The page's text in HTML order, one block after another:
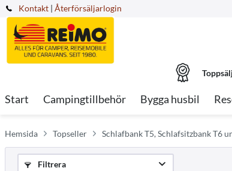
Kontakt | Återförsäljarlogin
Start Campingtillbehör Bygga husbil
Hemsida Topseller Schlafbank T5, Schlafsitzbank T6
Filtrera